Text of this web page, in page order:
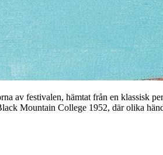
av festivalen, hämtat från en klassisk
Mountain College 1952, där olika